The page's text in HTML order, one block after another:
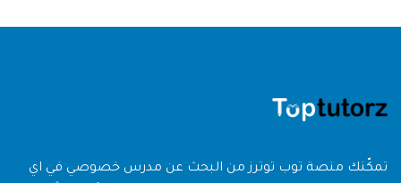
تمكّنك منصة توب توترز من البحث عن مدرس خصوصي في اي